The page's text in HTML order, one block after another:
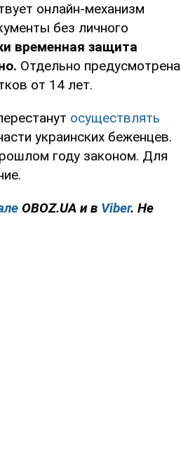
онлайн-механизм
без личного
временная защита
Отдельно предусмотрена
от 14 лет.
осуществлять
украинских беженцев.
году законом. Для
OBOZ.UA и в Viber. Не